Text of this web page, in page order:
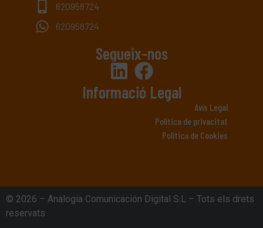
620958724
620958724
Segueix-nos
Informació Legal
Avís Legal
Política de privacitat
Política de Cookies
© 2026 – Analogía Comunicación Digital S.L – Tots els drets
reservats